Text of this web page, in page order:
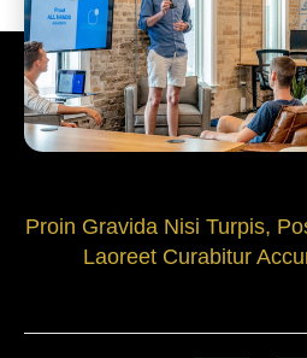
Proin Gravida Nisi Turpis,
Laoreet Curabitur